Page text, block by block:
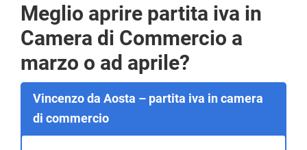
partita
Iva
forfettaria
Meglio aprire partita iva in
Camera di Commercio a
marzo o ad aprile?
Vincenzo da Aosta – partita iva in camera
di commercio